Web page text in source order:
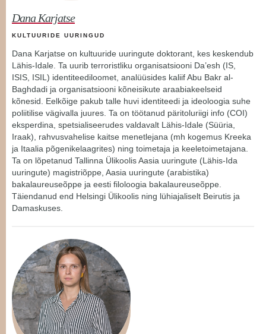
Dana Karjatse
KULTUURIDE UURINGUD
Dana Karjatse on kultuuride uuringute doktorant, kes keskendub
Lähis-Idale. Ta uurib terroristliku organisatsiooni Da’esh (IS,
ISIS, ISIL) identiteediloomet, analüüsides kaliif Abu Bakr al-
Baghdadi ja organisatsiooni kõneisikute araabiakeelseid
kõnesid. Eelkõige pakub talle huvi identiteedi ja ideoloogia suhe
poliitilise vägivalla juures. Ta on töötanud päritoluriigi info (COI)
eksperdina, spetsialiseerudes valdavalt Lähis-Idale (Süüria,
Iraak), rahvusvahelise kaitse menetlejana (mh kogemus Kreeka
ja Itaalia põgenikelaagrites) ning toimetaja ja keeletoimetajana.
Ta on lõpetanud Tallinna Ülikoolis Aasia uuringute (Lähis-Ida
uuringute) magistriõppe, Aasia uuringute (arabistika)
bakalaureuseõppe ja eesti filoloogia bakalaureuseõppe.
Täiendanud end Helsingi Ülikoolis ning lühiajaliselt Beirutis ja
Damaskuses.